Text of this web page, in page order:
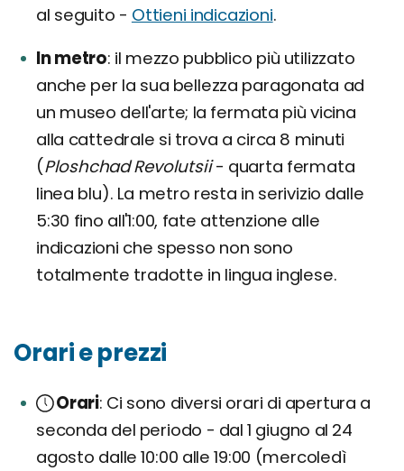
al seguito - Ottieni indicazioni.
In metro il mezzo pubblico più utilizzato
anche per la sua bellezza paragonata ad
un museo dell'arte; la fermata più vicina
alla cattedrale si trova a circa 8 minuti
(Ploshchad Revolutsii- quarta fermata
linea blu). La metro resta in serivizio dalle
5:30 fino all'1:00, fate attenzione alle
indicazioni che spesso non sono
totalmente tradotte in lingua inglese.
Orari e prezzi
Orari Ci sono diversi orari di apertura a
seconda del periodo - dal 1 giugno al 24
agosto dalle 10:00 alle 19:00 (mercoledì